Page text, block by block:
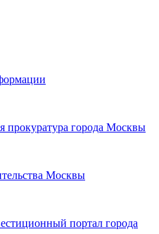
прокуратура города Москвы
Москвы
портал города